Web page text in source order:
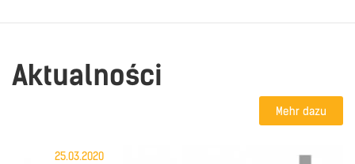
Aktualności
Mehr dazu
25.03.2020